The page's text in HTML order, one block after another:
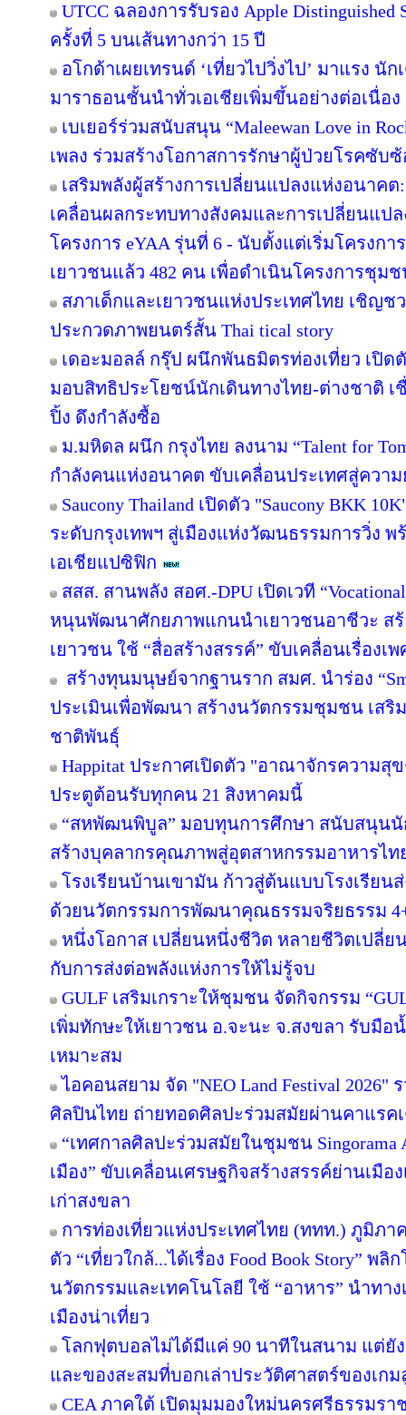
UTCC ฉลองการรับรอง Apple Distinguished
ครั้งที่ 5 บนเส้นทางกว่า 15 ปี
อโกด้าเผยเทรนด์ ‘เที่ยวไปวิ่งไป’ มาแรง นั
มาราธอนชั้นนำทั่วเอเชียเพิ่มขึ้นอย่างต่อเนื่อง
เบเยอร์ร่วมสนับสนุน “Maleewan Love in
เพลง ร่วมสร้างโอกาสการรักษาผู้ป่วยโรคซั
เสริมพลังผู้สร้างการเปลี่ยนแปลงแห่งอนาค
เคลื่อนผลกระทบทางสังคมและการเปลี่ยนแป
โครงการ eYAA รุ่นที่ 6 - นับตั้งแต่เริ่มโครงกา
เยาวชนแล้ว 482 คน เพื่อดำเนินโครงการชุมช
สภาเด็กและเยาวชนแห่งประเทศไทย เชิญช
ประกวดภาพยนตร์สั้น Thai tical story
เดอะมอลล์ กรุ๊ป ผนึกพันธมิตรท่องเที่ยว เปิดตั
มอบสิทธิประโยชน์นักเดินทางไทย-ต่างชาติ เ
ปิ้ง ดึงกำลังซื้อ
ม.มหิดล ผนึก กรุงไทย ลงนาม “Talent for
กำลังคนแห่งอนาคต ขับเคลื่อนประเทศสู่ควา
Saucony Thailand เปิดตัว "Saucony BKK
ระดับกรุงเทพฯ สู่เมืองแห่งวัฒนธรรมการวิ่ง พ
เอเชียแปซิฟิก
สสส. สานพลัง สอศ.-DPU เปิดเวที “Vocational
หนุนพัฒนาศักยภาพแกนนำเยาวชนอาชีวะ ส
เยาวชน ใช้ “สื่อสร้างสรรค์” ขับเคลื่อนเรื่องเ
สร้างทุนมนุษย์จากฐานราก สมศ. นำร่อง
ประเมินเพื่อพัฒนา สร้างนวัตกรรมชุมชน เส
ชาติพันธุ์
Happitat ประกาศเปิดตัว "อาณาจักรความ
ประตูต้อนรับทุกคน 21 สิงหาคมนี้
“สหพัฒนพิบูล” มอบทุนการศึกษา สนับสนุนนั
สร้างบุคลากรคุณภาพสู่อุตสาหกรรมอาหารไท
โรงเรียนบ้านเขามัน ก้าวสู่ต้นแบบโรงเรียน
ด้วยนวัตกรรมการพัฒนาคุณธรรมจริยธรรม
หนึ่งโอกาส เปลี่ยนหนึ่งชีวิต หลายชีวิตเปลี่ย
กับการส่งต่อพลังแห่งการให้ไม่รู้จบ
GULF เสริมเกราะให้ชุมชน จัดกิจกรรม
เพิ่มทักษะให้เยาวชน อ.จะนะ จ.สงขลา รับมือ
เหมาะสม
ไอคอนสยาม จัด "NEO Land Festival 2026"
ศิลปินไทย ถ่ายทอดศิลปะร่วมสมัยผ่านคาแรค
“เทศกาลศิลปะร่วมสมัยในชุมชน Singorama
เมือง” ขับเคลื่อนเศรษฐกิจสร้างสรรค์ย่านเมือ
เก่าสงขลา
การท่องเที่ยวแห่งประเทศไทย (ททท.) ภูมิภ
ตัว “เที่ยวใกล้...ได้เรื่อง Food Book Story” พ
นวัตกรรมและเทคโนโลยี ใช้ “อาหาร” นำทาง
เมืองน่าเที่ยว
โลกฟุตบอลไม่ได้มีแค่ 90 นาทีในสนาม แต่ยัง
และของสะสมที่บอกเล่าประวัติศาสตร์ของเก
CEA ภาคใต้ เปิดมุมมองใหม่นครศรีธรรมรา